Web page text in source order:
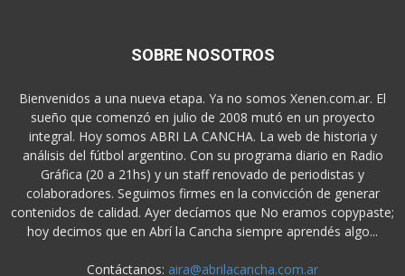
SOBRE NOSOTROS
Bienvenidos a una nueva etapa. Ya no somos Xenen.com.ar. El
sueño que comenzó en julio de 2008 mutó en un proyecto
integral. Hoy somos ABRI LA CANCHA. La web de historia y
análisis del fútbol argentino. Con su programa diario en Radio
Gráfica (20 a 21hs) y un staff renovado de periodistas y
colaboradores. Seguimos firmes en la convicción de generar
contenidos de calidad. Ayer decíamos que No eramos copypaste;
hoy decimos que en Abrí la Cancha siempre aprendés algo...
Contáctanos: aira@abrilacancha.com.ar